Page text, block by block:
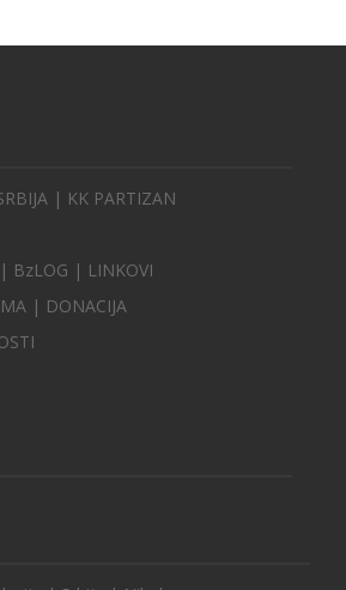
| KK PARTIZAN
| BzLOG | LINKOVI
| DONACIJA